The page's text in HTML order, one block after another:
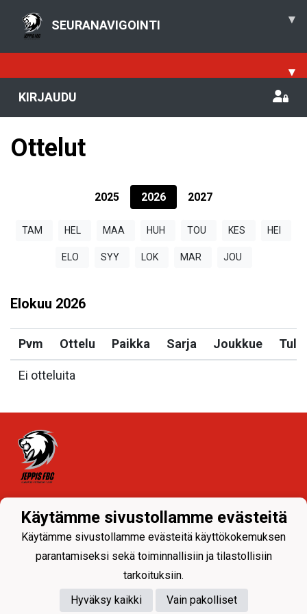
SEURANAVIGOINTI ▾
▾
KIRJAUDU
Ottelut
2025 2026 2027
TAM HEL MAA HUH TOU KES HEI
ELO SYY LOK MAR JOU
Elokuu 2026
Pvm Ottelu Paikka Sarja Joukkue
Ei otteluita
Powered by
Käytämme sivustollamme evästeitä
Käytämme sivustollamme evästeitä käyttökokemuksen
parantamiseksi sekä toiminnallisiin ja tilastollisiin
tarkoituksiin.
Hyväksy kaikki
Vain pakolliset